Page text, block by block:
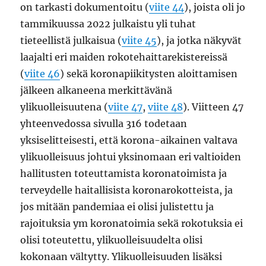
on tarkasti dokumentoitu (viite 44), joista oli jo
tammikuussa 2022 julkaistu yli tuhat
tieteellistä julkaisua (viite 45), ja jotka näkyvät
laajalti eri maiden rokotehaittarekistereissä
(viite 46) sekä koronapiikitysten aloittamisen
jälkeen alkaneena merkittävänä
ylikuolleisuutena (viite 47,viite 48). Viitteen 47
yhteenvedossa sivulla 316 todetaan
yksiselitteisesti, että korona-aikainen valtava
ylikuolleisuus johtui yksinomaan eri valtioiden
hallitusten toteuttamista koronatoimista ja
terveydelle haitallisista koronarokotteista, ja
jos mitään pandemiaa ei olisi julistettu ja
rajoituksia ym koronatoimia sekä rokotuksia ei
olisi toteutettu, ylikuolleisuudelta olisi
kokonaan vältytty. Ylikuolleisuuden lisäksi